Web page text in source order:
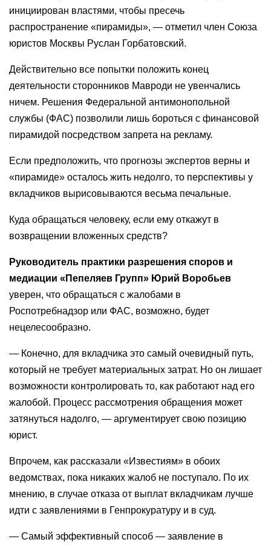
инициирован властями, чтобы пресечь
распространение «пирамиды», — отметил член Союза
юристов Москвы Руслан Горбатовский.
Действительно все попытки положить конец
деятельности сторонников Мавроди не увенчались
ничем. Решения Федеральной антимонопольной
службы (ФАС) позволили лишь бороться с финансовой
пирамидой посредством запрета на рекламу.
Если предположить, что прогнозы экспертов верны и
«пирамиде» осталось жить недолго, то перспективы у
вкладчиков вырисовываются весьма печальные.
Куда обращаться человеку, если ему откажут в
возвращении вложенных средств?
Руководитель практики разрешения споров и
медиации «Пепеляев Групп» Юрий Воробьев
уверен, что обращаться с жалобами в
Роспотребнадзор или ФАС, возможно, будет
нецелесообразно.
— Конечно, для вкладчика это самый очевидный путь,
который не требует материальных затрат. Но он лишает
возможности контролировать то, как работают над его
жалобой. Процесс рассмотрения обращения может
затянуться надолго, — аргументирует свою позицию
юрист.
Впрочем, как рассказали «Известиям» в обоих
ведомствах, пока никаких жалоб не поступало. По их
мнению, в случае отказа от выплат вкладчикам лучше
идти с заявлениями в Генпрокуратуру и в суд.
— Самый эффективный способ — заявление в